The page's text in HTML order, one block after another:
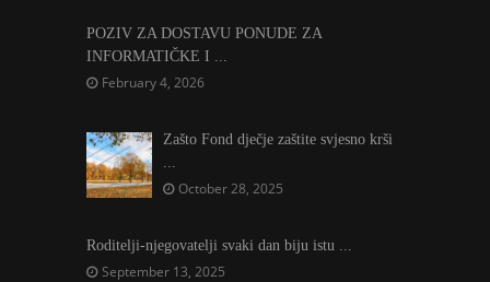
POZIV ZA DOSTAVU PONUDE ZA
INFORMATIČKE I ...
February 4, 2026
Zašto Fond dječje zaštite svjesno krši
...
October 28, 2025
Roditelji-njegovatelji svaki dan biju istu ...
September 13, 2025